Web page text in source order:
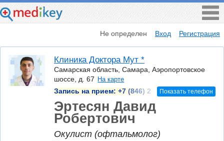
Не определен Вход Регистрация
Клиника Доктора Мут *
Самарская область, Самара, Аэропортовское
шоссе, д. 67 На карте
Запись на прием: +7 (846) 2 Показать телефон
Эртесян Давид
Робертович
Окулист (офтальмолог)